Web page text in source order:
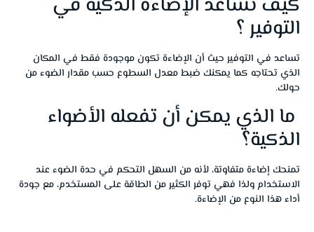
التوفير ؟
تساعد في التوفير حيث أن الإضاءة تكون موجودة فقط في المكان
الذي تحتاجه كما يمكنك ضبط معدل السطوع حسب مقدار الضوء من
حولك.
ما الذي يمكن أن تفعله الأضواء
الذكية؟
تمنحك إضاءة متفاوتة، لأنه من السهل التحكم في حدة الضوء عند
الاستخدام ولذا فهي توفر الكثير من الطاقة على المستخدم، مع جودة
أداء هذا النوع من الإضاءة.